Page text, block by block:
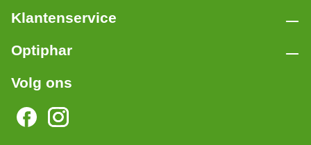
Klantenservice
Optiphar
Volg ons